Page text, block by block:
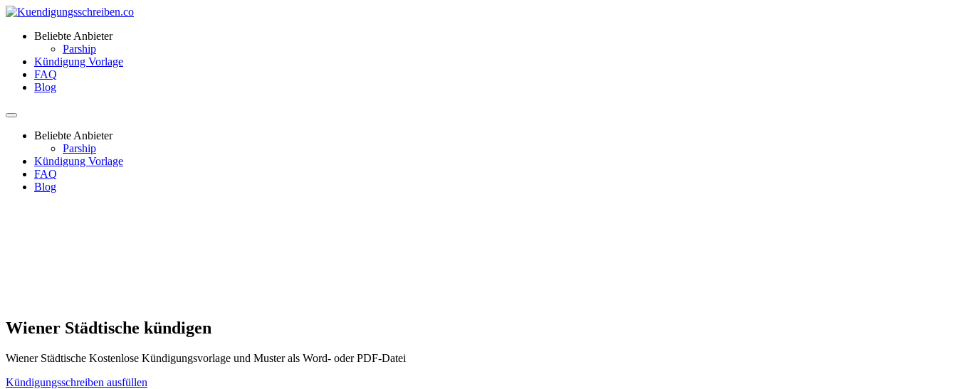
Beliebte Anbieter
Parship
Kündigung Vorlage
FAQ
Blog
Beliebte Anbieter
Parship
Kündigung Vorlage
FAQ
Blog
Wiener Städtische kündigen
Wiener Städtische Kostenlose Kündigungsvorlage und Muster als Word- oder PDF-Datei
Kündigungsschreiben ausfüllen